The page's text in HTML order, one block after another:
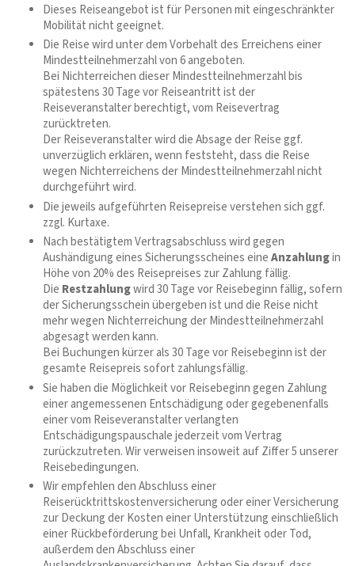
Dieses Reiseangebot ist für Personen mit eingeschränkter
Mobilität nicht geeignet.
Die Reise wird unter dem Vorbehalt des Erreichens einer
Mindestteilnehmerzahl von 6 angeboten.
Bei Nichterreichen dieser Mindestteilnehmerzahl bis
spätestens 30 Tage vor Reiseantritt ist der
Reiseveranstalter berechtigt, vom Reisevertrag
zurücktreten.
Der Reiseveranstalter wird die Absage der Reise ggf.
unverzüglich erklären, wenn feststeht, dass die Reise
wegen Nichterreichens der Mindestteilnehmerzahl nicht
durchgeführt wird.
Die jeweils aufgeführten Reisepreise verstehen sich ggf.
zzgl. Kurtaxe.
Nach bestätigtem Vertragsabschluss wird gegen
Aushändigung eines Sicherungsscheines eineAnzahlungin
Höhe von 20% des Reisepreises zur Zahlung fällig.
Die Restzahlungwird 30 Tage vor Reisebeginn fällig, sofern
der Sicherungsschein übergeben ist und die Reise nicht
mehr wegen Nichterreichung der Mindestteilnehmerzahl
abgesagt werden kann.
Bei Buchungen kürzer als 30 Tage vor Reisebeginn ist der
gesamte Reisepreis sofort zahlungsfällig.
Sie haben die Möglichkeit vor Reisebeginn gegen Zahlung
einer angemessenen Entschädigung oder gegebenenfalls
einer vom Reiseveranstalter verlangten
Entschädigungspauschale jederzeit vom Vertrag
zurückzutreten. Wir verweisen insoweit auf Ziffer 5 unserer
Reisebedingungen.
Wir empfehlen den Abschluss einer
Reiserücktrittskostenversicherung oder einer Versicherung
zur Deckung der Kosten einer Unterstützung einschließlich
einer Rückbeförderung bei Unfall, Krankheit oder Tod,
außerdem den Abschluss einer